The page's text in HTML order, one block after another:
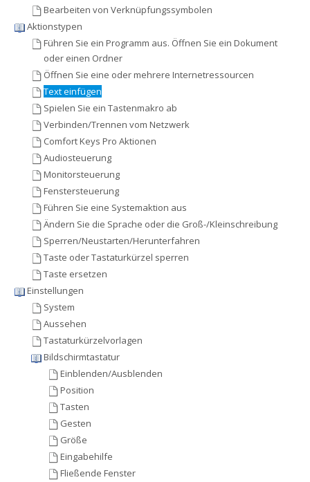
Bearbeiten von Verknüpfungssymbolen
Aktionstypen
Führen Sie ein Programm aus. Öffnen Sie ein Dokument
oder einen Ordner
Öffnen Sie eine oder mehrere Internetressourcen
Text einfügen
Spielen Sie ein Tastenmakro ab
Verbinden/Trennen vom Netzwerk
Comfort Keys Pro Aktionen
Audiosteuerung
Monitorsteuerung
Fenstersteuerung
Führen Sie eine Systemaktion aus
Ändern Sie die Sprache oder die Groß-/Kleinschreibung
Sperren/Neustarten/Herunterfahren
Taste oder Tastaturkürzel sperren
Taste ersetzen
Einstellungen
System
Aussehen
Tastaturkürzelvorlagen
Bildschirmtastatur
Einblenden/Ausblenden
Position
Tasten
Gesten
Größe
Eingabehilfe
Fließende Fenster